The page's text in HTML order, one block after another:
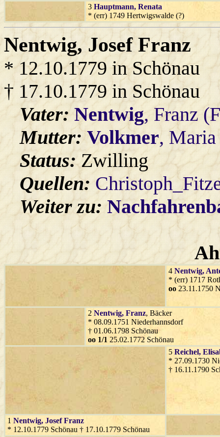
3 Hauptmann, Renata
* (err) 1749 Hertwigswalde (?)
Nentwig, Josef Franz
* 12.10.1779 in Schönau
† 17.10.1779 in Schönau
Vater:Nentwig, Franz
Mutter:Volkmer,
Status:Zwilling
Quellen:
Weiter zu:
4 Nentwig,
* (err) 1717
oo 23.11.1750
2 Nentwig, Franz, Bäcker
* 08.09.1751 Niederhannsdorf
† 01.06.1798 Schönau
oo 1/1 25.02.1772 Schönau
5 Reichel,
* 27.09.1730
† 16.11.1790
1 Nentwig, Josef Franz
* 12.10.1779 Schönau † 17.10.1779 Schönau